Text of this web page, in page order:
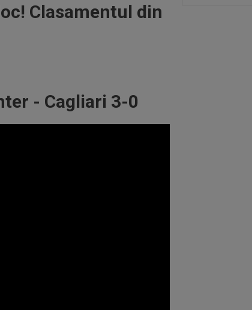
Clasamentul din
- Cagliari 3-0